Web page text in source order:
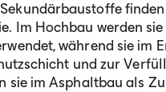
Im Hochbau werden
während sie im
und zur
sie im Asphaltbau als